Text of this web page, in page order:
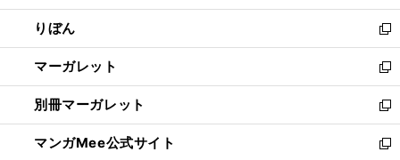
開
く
ウ
で
開
く
ン
ド
ウ
で
開
く
ウ
ィ
ン
ド
ウ
で
開
く
りぼん
新
し
い
ウ
ィ
ン
ド
マーガレット
新
し
い
ウ
ィ
別冊マーガレット
新
し
い
マンガMee公式サイト
新